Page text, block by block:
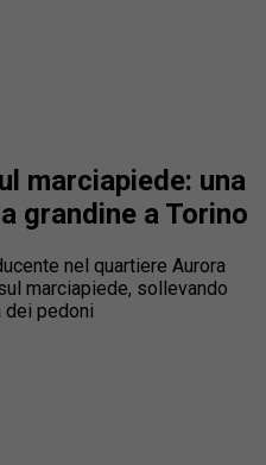
marciapiede: una
grandine a Torino
nel quartiere Aurora
marciapiede, sollevando
pedoni